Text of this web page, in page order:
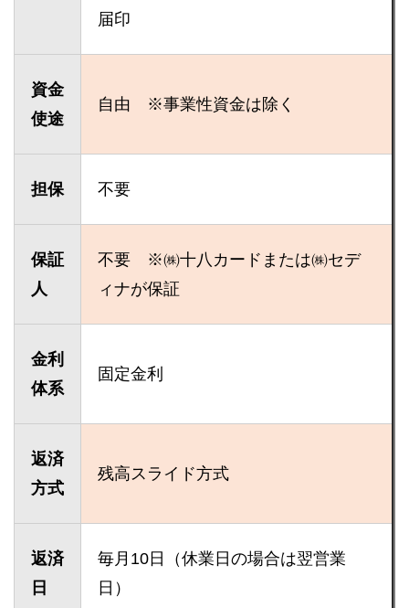
届印
資金
使途
自由 ※事業性資金は除く
担保 不要
保証
人
不要 ※㈱十八カードまたは㈱セデ
ィナが保証
金利
体系
固定金利
返済
方式
残高スライド方式
返済
日
毎月10日（休業日の場合は翌営業
日）